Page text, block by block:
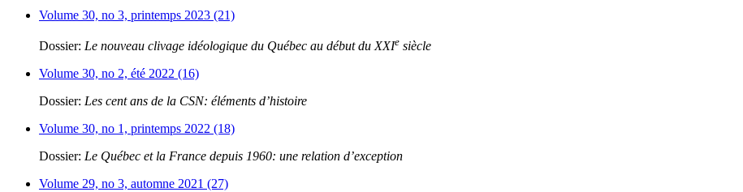
Volume 30, no 3, printemps 2023 (21)
Dossier: Le nouveau clivage idéologique du Québec au début du XXIe siècle
Volume 30, no 2, été 2022 (16)
Dossier: Les cent ans de la CSN: éléments d’histoire
Volume 30, no 1, printemps 2022 (18)
Dossier: Le Québec et la France depuis 1960: une relation d’exception
Volume 29, no 3, automne 2021 (27)